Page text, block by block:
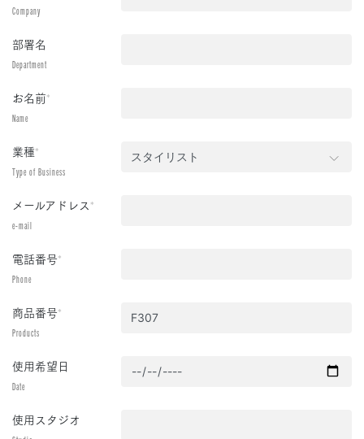
Company
部署名
Department
お名前*
Name
業種*
Type of Business
メールアドレス*
e-mail
電話番号*
Phone
商品番号*
Products
使用希望日
Date
使用スタジオ